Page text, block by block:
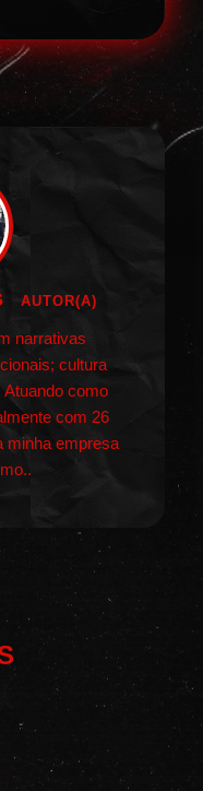
AUTOR(A)
narrativas
cultura
Atuando como
com 26
minha empresa